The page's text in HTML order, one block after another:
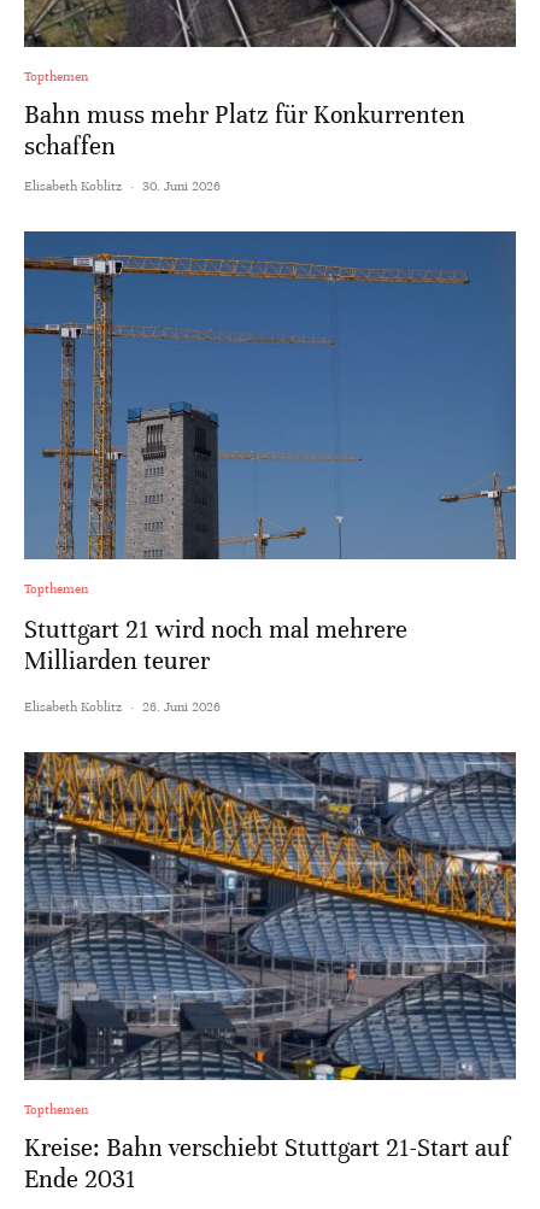
Topthemen
Bahn muss mehr Platz für Konkurrenten
schaffen
Elisabeth Koblitz · 30. Juni 2026
Topthemen
Stuttgart 21 wird noch mal mehrere
Milliarden teurer
Elisabeth Koblitz · 26. Juni 2026
Topthemen
Kreise: Bahn verschiebt Stuttgart 21-Start auf
Ende 2031